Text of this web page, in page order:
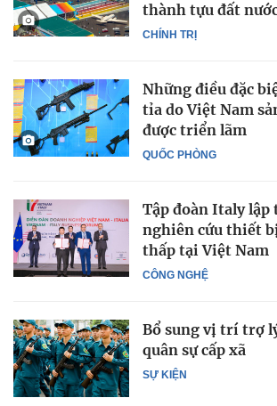
CHÍNH TRỊ
thành tựu đất
QUỐC PHÒNG
Những điều đặc
tỉa do Việt Nam
được triển lãm
CÔNG NGHỆ
Tập đoàn Italy
nghiên cứu thiết
thấp tại Việt Nam
SỰ KIỆN
Bổ sung vị trí trợ
quân sự cấp xã